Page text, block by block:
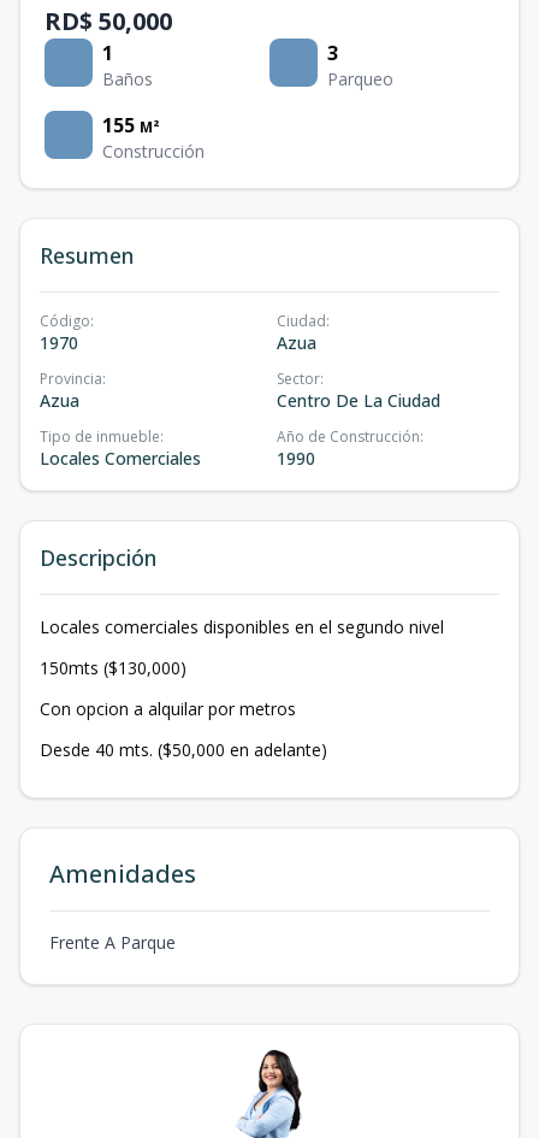
RD$ 50,000
1
Baños
3
Parqueo
155 M²
Construcción
Resumen
Código:
1970
Ciudad:
Azua
Provincia:
Azua
Sector:
Centro De La Ciudad
Tipo de inmueble:
Locales Comerciales
Año de Construcción:
1990
Descripción
Locales comerciales disponibles en el segundo nivel
150mts ($130,000)
Con opcion a alquilar por metros
Desde 40 mts. ($50,000 en adelante)
Amenidades
Frente A Parque